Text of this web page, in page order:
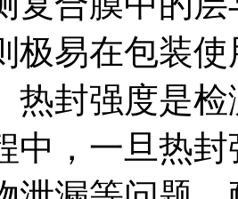
极易在包装
热封强度是
中，一旦热